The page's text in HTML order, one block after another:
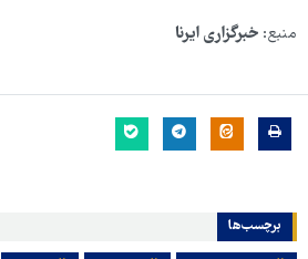
منبع: خبرگزاری ایرنا
برچسب‌ها